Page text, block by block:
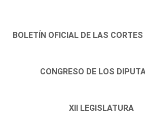
BOLETÍN OFICIAL DE LAS CORTES
CONGRESO DE LOS
XII LEGISLATURA